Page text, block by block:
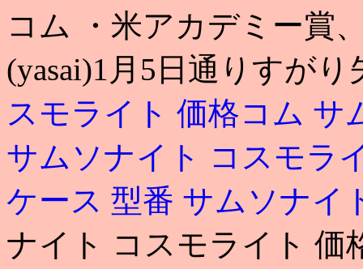
コム ・米アカデミー賞
(yasai)1月5日通りすが
スモライト 価格コム サ
サムソナイト コスモラ
ケース 型番 サムソナイ
ナイト コスモライト 価